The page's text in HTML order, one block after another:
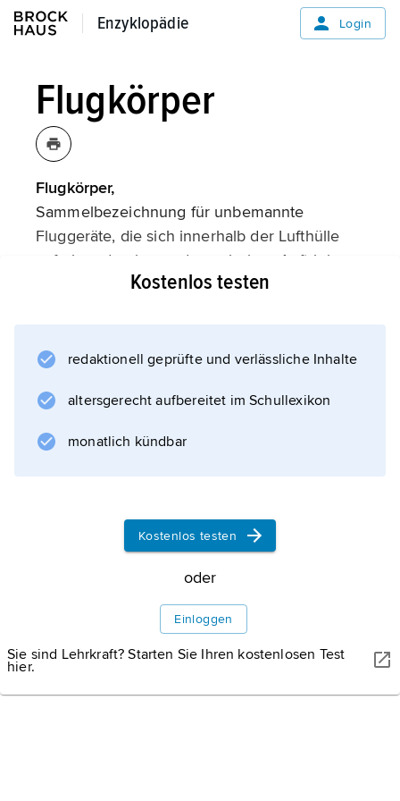
Enzyklopädie
Enzyklopädie Login
Flugkörper
Flugkörper,
Sammelbezeichnung für unbemannte
Fluggeräte, die sich innerhalb der Lufthülle
auf einer durch aerodynamischen Auftrieb
gestützten Flugbahn
Freiflugbahn bestehenden Bahn
bewegen. Die Flugbahnen aerodynamischer
Flugkörper sind gegenüber den
Bewegungsbahnen ballistischer Flugkörper
Informationen zum Artikel
Kostenlos testen
redaktionell geprüfte und verlässliche Inhalte
altersgerecht aufbereitet im Schullexikon
monatlich kündbar
Kostenlos testen
oder
Einloggen
Sie sind Lehrkraft? Starten Sie Ihren kostenlosen Test
hier.